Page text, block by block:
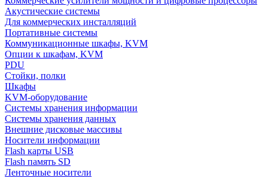
Акустические системы
Для коммерческих инсталляций
Портативные системы
Коммуникационные шкафы, KVM
Опции к шкафам, KVM
PDU
Стойки, полки
Шкафы
KVM-оборудование
Системы хранения информации
Системы хранения данных
Внешние дисковые массивы
Носители информации
Flash карты USB
Flash память SD
Ленточные носители